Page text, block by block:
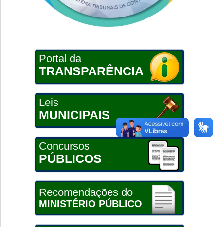
Portal da
TRANSPARÊNCIA
Leis
MUNICIPAIS
Concursos
PÚBLICOS
Recomendações do
MINISTÉRIO PÚBLICO